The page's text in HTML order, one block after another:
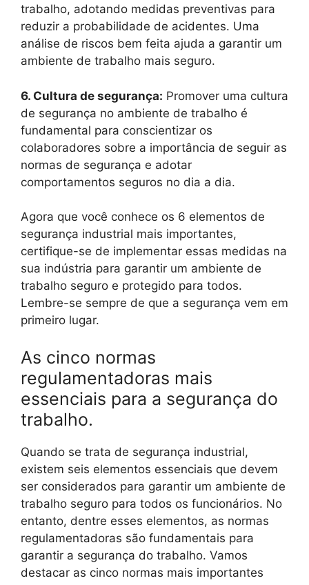
trabalho, adotando medidas preventivas para
reduzir a probabilidade de acidentes. Uma
análise de riscos bem feita ajuda a garantir um
ambiente de trabalho mais seguro.
6. Cultura de segurança: Promover uma cultura
de segurança no ambiente de trabalho é
fundamental para conscientizar os
colaboradores sobre a importância de seguir as
normas de segurança e adotar
comportamentos seguros no dia a dia.
Agora que você conhece os 6 elementos de
segurança industrial mais importantes,
certifique-se de implementar essas medidas na
sua indústria para garantir um ambiente de
trabalho seguro e protegido para todos.
Lembre-se sempre de que a segurança vem em
primeiro lugar.
As cinco normas
regulamentadoras mais
essenciais para a segurança do
trabalho.
Quando se trata de segurança industrial,
existem seis elementos essenciais que devem
ser considerados para garantir um ambiente de
trabalho seguro para todos os funcionários. No
entanto, dentre esses elementos, as normas
regulamentadoras são fundamentais para
garantir a segurança do trabalho. Vamos
destacar as cinco normas mais importantes